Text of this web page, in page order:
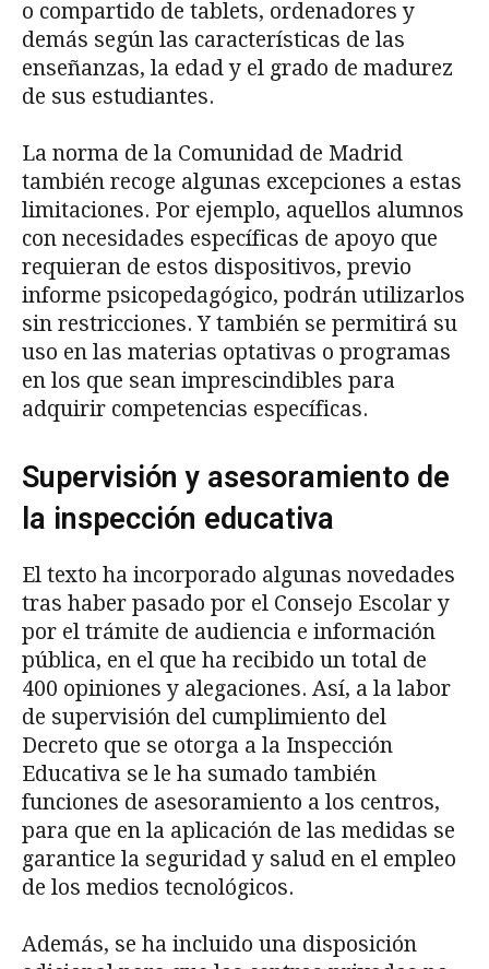
o compartido de tablets, ordenadores y
demás según las características de las
enseñanzas, la edad y el grado de madurez
de sus estudiantes.
La norma de la Comunidad de Madrid
también recoge algunas excepciones a estas
limitaciones. Por ejemplo, aquellos alumnos
con necesidades específicas de apoyo que
requieran de estos dispositivos, previo
informe psicopedagógico, podrán utilizarlos
sin restricciones. Y también se permitirá su
uso en las materias optativas o programas
en los que sean imprescindibles para
adquirir competencias específicas.
Supervisión y asesoramiento de
la inspección educativa
El texto ha incorporado algunas novedades
tras haber pasado por el Consejo Escolar y
por el trámite de audiencia e información
pública, en el que ha recibido un total de
400 opiniones y alegaciones. Así, a la labor
de supervisión del cumplimiento del
Decreto que se otorga a la Inspección
Educativa se le ha sumado también
funciones de asesoramiento a los centros,
para que en la aplicación de las medidas se
garantice la seguridad y salud en el empleo
de los medios tecnológicos.
Además, se ha incluido una disposición